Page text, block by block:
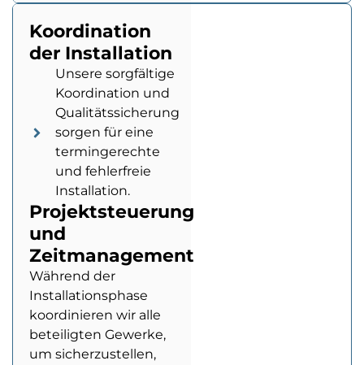
Koordination
der Installation
Unsere sorgfältige
Koordination und
Qualitätssicherung
sorgen für eine
termingerechte
und fehlerfreie
Installation.
Projektsteuerung
und
Zeitmanagement
Während der
Installationsphase
koordinieren wir alle
beteiligten Gewerke,
um sicherzustellen,